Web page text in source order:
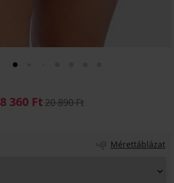
8 360 Ft20 890 Ft
Mérettáblázat